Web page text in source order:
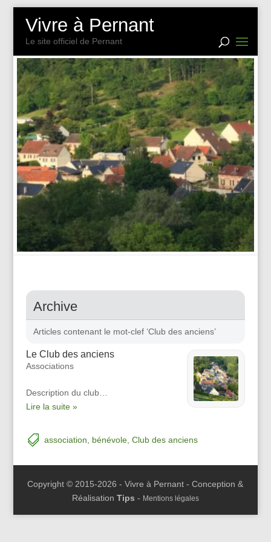
Vivre à Pernant
Le site officiel de Pernant
Archive
Articles contenant le mot-clef ‘Club des anciens’
Le Club des anciens
Associations
Description du club…
Lire la suite »
association bénévole, Club des anciens
Copyright © 2015-2026 - Vivre à Pernant - Conception &
Réalisation Tips - Mentions légales